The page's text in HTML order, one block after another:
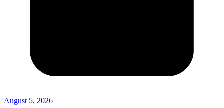
August 5, 2026